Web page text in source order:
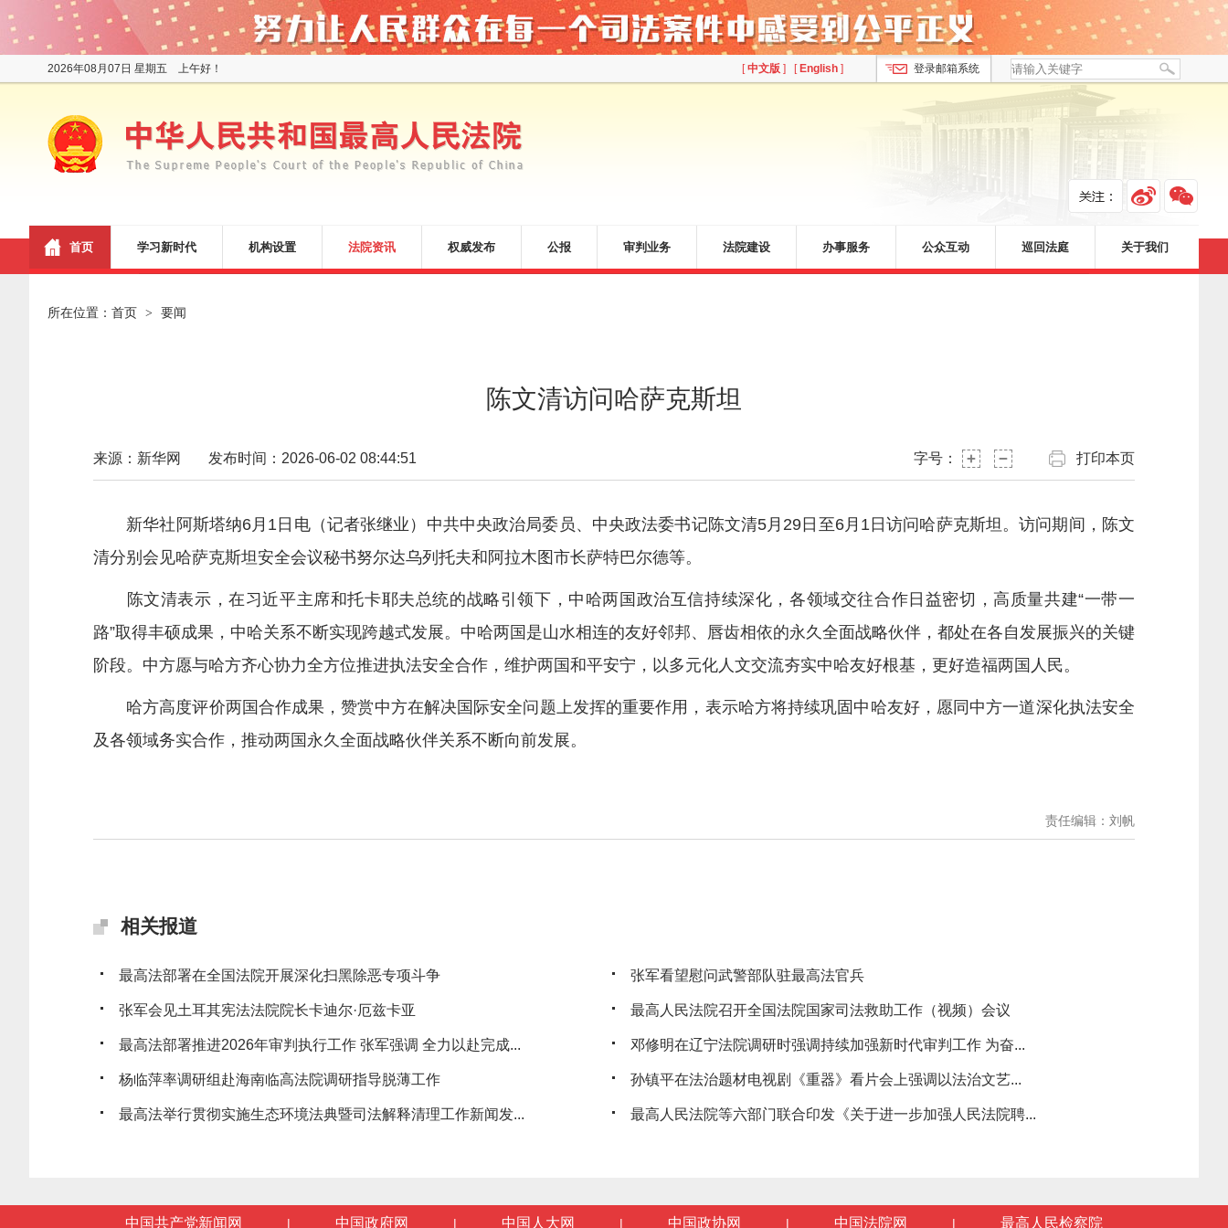
[中文版 ] [ English ]
2026年08月07日 星期五 上午好！ 登录邮箱系统
首页 学习新时代 机构设置 法院资讯 权威发布 公报 审判业务 法院建设 办事服务 公众互动 巡回法庭 关于我们
所在位置： 首页 > 要闻
陈文清访问哈萨克斯坦
来源：新华网 发布时间：2026-06-02 08:44:51 字号： 打印本页
新华社阿斯塔纳6月1日电（记者张继业）中共中央政治局委员、中央政法委书记陈文清5月29日至6月1日访问哈萨克斯坦。访问期间，陈文
清分别会见哈萨克斯坦安全会议秘书努尔达乌列托夫和阿拉木图市长萨特巴尔德等。
陈文清表示，在习近平主席和托卡耶夫总统的战略引领下，中哈两国政治互信持续深化，各领域交往合作日益密切，高质量共建“一带一
路”取得丰硕成果，中哈关系不断实现跨越式发展。中哈两国是山水相连的友好邻邦、唇齿相依的永久全面战略伙伴，都处在各自发展振兴的关键
阶段。中方愿与哈方齐心协力全方位推进执法安全合作，维护两国和平安宁，以多元化人文交流夯实中哈友好根基，更好造福两国人民。
哈方高度评价两国合作成果，赞赏中方在解决国际安全问题上发挥的重要作用，表示哈方将持续巩固中哈友好，愿同中方一道深化执法安全
及各领域务实合作，推动两国永久全面战略伙伴关系不断向前发展。
责任编辑：刘帆
相关报道
最高法部署在全国法院开展深化扫黑除恶专项斗争 张军看望慰问武警部队驻最高法官兵
张军会见土耳其宪法法院院长卡迪尔·厄兹卡亚 最高人民法院召开全国法院国家司法救助工作（视频）会议
最高法部署推进2026年审判执行工作 张军强调 全力以赴完成... 邓修明在辽宁法院调研时强调持续加强新时代审判工作 为奋...
杨临萍率调研组赴海南临高法院调研指导脱薄工作 孙镇平在法治题材电视剧《重器》看片会上强调以法治文艺...
最高法举行贯彻实施生态环境法典暨司法解释清理工作新闻发... 最高人民法院等六部门联合印发《关于进一步加强人民法院聘...
中国共产党新闻网 | 中国政府网 | 中国人大网 | 中国政协网 | 中国法院网 | 最高人民检察院